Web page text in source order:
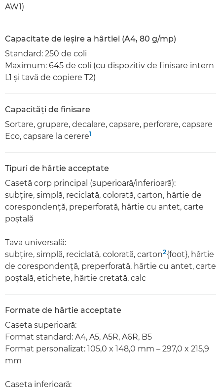
AW1)
Capacitate de ieşire a hârtiei (A4, 80 g/mp)
Standard: 250 de coli
Maximum: 645 de coli (cu dispozitiv de finisare intern
L1 şi tavă de copiere T2)
Capacităţi de finisare
Sortare, grupare, decalare, capsare, perforare, capsare
Eco, capsare la cerere1
Tipuri de hârtie acceptate
Casetă corp principal (superioară/inferioară):
subţire, simplă, reciclată, colorată, carton, hârtie de
corespondenţă, preperforată, hârtie cu antet, carte
poştală
Tava universală:
subţire, simplă, reciclată, colorată, carton2{foot}, hârtie
de corespondenţă, preperforată, hârtie cu antet, carte
poştală, etichete, hârtie cretată, calc
Formate de hârtie acceptate
Caseta superioară:
Format standard: A4, A5, A5R, A6R, B5
Format personalizat: 105,0 x 148,0 mm – 297,0 x 215,9
mm
Caseta inferioară: